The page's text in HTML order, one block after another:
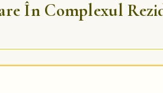
În Complexul